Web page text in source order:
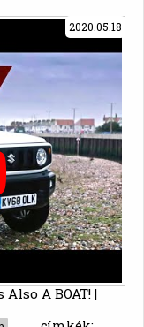
A BOAT! |
2020.05.18